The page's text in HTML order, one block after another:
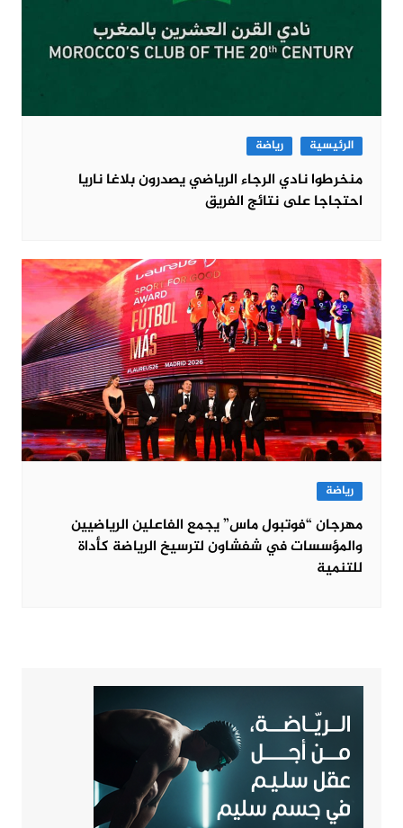
الرئيسية رياضة
منخرطوا نادي الرجاء الرياضي يصدرون بلاغا ناريا
احتجاجا على نتائج الفريق
رياضة
مهرجان “فوتبول ماس” يجمع الفاعلين الرياضيين
والمؤسسات في شفشاون لترسيخ الرياضة كأداة
للتنمية